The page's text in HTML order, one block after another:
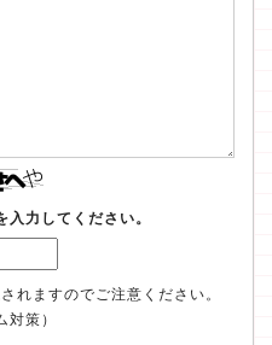
入力してください。
れますのでご注意ください。
対策）